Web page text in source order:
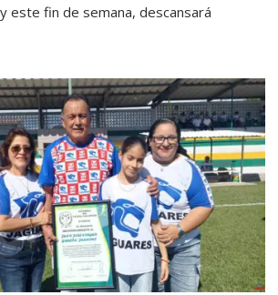
este fin de semana, descansará